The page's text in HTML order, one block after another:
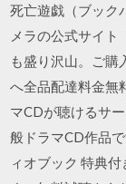
死亡遊戯（ブック
メラの公式サイ
も盛り沢山。ご購
へ全品配達料金無
マCDが聴けるサ
般ドラマCD作品
ィオブック 特典